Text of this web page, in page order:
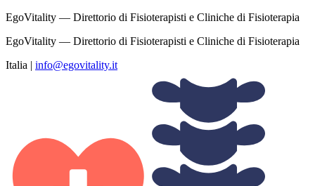
EgoVitality — Direttorio di Fisioterapisti e Cliniche di Fisioterapia
EgoVitality — Direttorio di Fisioterapisti e Cliniche di Fisioterapia
Italia | info@egovitality.it